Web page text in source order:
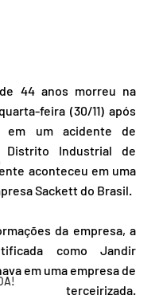
44 anos morreu na
feira (30/11) após
em um acidente de
Distrito Industrial de
aconteceu em uma
Sackett do Brasil.
da empresa, a
como Jandir
em uma empresa de
terceirizada.